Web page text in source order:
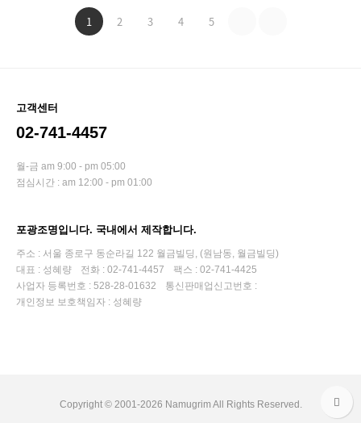
1
2 3 4 5
고객센터
02-741-4457
월-금 am 9:00 - pm 05:00
점심시간 : am 12:00 - pm 01:00
포광조명입니다. 국내에서 제작합니다.
주소 : 서울 종로구 동순라길 122 월금빌딩, (원남동, 월금빌딩)
대표 : 성혜량
전화 : 02-741-4457
팩스 : 02-741-4425
사업자 등록번호 : 528-28-01632
통신판매업신고번호 :
개인정보 보호책임자 : 성혜량
Copyright © 2001-2026 Namugrim All Rights Reserved.